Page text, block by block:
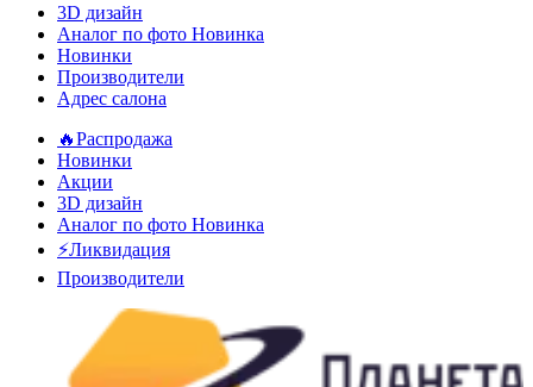
3D дизайн
Аналог по фото Новинка
Новинки
Производители
Адрес салона
🔥Распродажа
Новинки
Акции
3D дизайн
Аналог по фото Новинка
⚡Ликвидация
Производители